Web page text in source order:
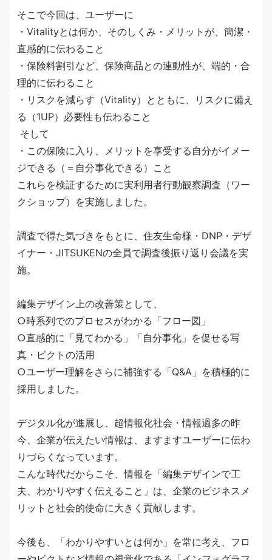
そこで今回は、ユーザーに
・Vitalityとは何か、そのしくみ・メリットが、簡潔・
直感的に伝わること
・保険料割引など、保険商品との連動性が、端的・合
理的に伝わること
・リスクを減らす（Vitality）とともに、リスクに備え
る（1UP）必要性も伝わること
そして
・この保険に入り、メリットを享受する自分がイメー
ジできる（＝自分事化できる）こと
これらを検証するために実利用者行動観察調査（ワー
クショップ）を実施しました。
調査で得た気づきをもとに、住友生命様・DNP・デザ
イナー・JITSUKENの全員で調査後振り返り会議を実
施。
編集デザイン上の改善策として、
○時系列でのプロセスがわかる「フロー図」
○直感的に「見てわかる」「自分事化」を促せる写
真・ピクトの活用
○ユーザー理解をさらに補強する「Q&A」を積極的に
採用しました。
デジタル化が進展し、超情報化社会・情報過多の昨
今、企業が伝えたい情報は、ますますユーザーに伝わ
りづらくなっています。
こんな時代だからこそ、情報を「編集デザインで工
夫、わかりやすく伝えること」は、企業のビジネスメ
リットと社会的使命に大きく貢献します。
今後も、「わかりやすいとは何か」を常に考え、フロ